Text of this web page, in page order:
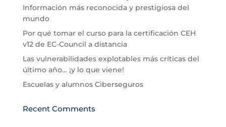
Información más reconocida y prestigiosa del
mundo
Por qué tomar el curso para la certificación CEH
v12 de EC-Council a distancia
Las vulnerabilidades explotables más críticas del
último año… ¡y lo que viene!
Escuelas y alumnos Ciberseguros
Recent Comments